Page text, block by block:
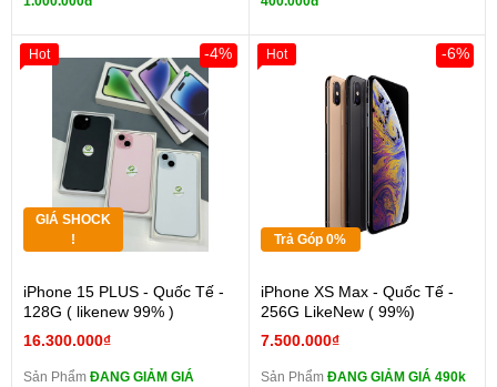
GIÁ SHOCK
!
iPhone 15 PLUS - Quốc Tế -
128G ( likenew 99% )
16.300.000₫
-4%
Sản Phẩm ĐANG GIẢM GIÁ
Hot
Trả Góp 0%
iPhone XS Max - Quốc Tế -
256G LikeNew ( 99%)
7.500.000₫
-6%
Sản Phẩm ĐANG GIẢM GIÁ 490k
Hot